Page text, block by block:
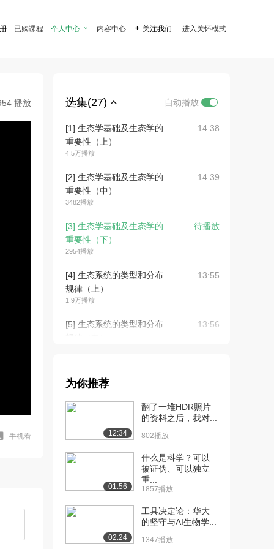
已购课程 个人中心  内容中心  关注我们 进入关怀模式
播放
手机看
选集(27) 自动播放
[1] 生态学基础及生态学的
重要性（上）
4.5万播放
14:38
[2] 生态学基础及生态学的
重要性（中）
3482播放
14:39
[3] 生态学基础及生态学的
重要性（下）
2954播放
待播放
[4] 生态系统的类型和分布
规律（上）
1.9万播放
13:55
[5] 生态系统的类型和分布
13:56
规律（下）
[7] 景观生态、生态系统的
保育和恢复（上...
11:42
[8] 景观生态、生态系统的
保育和恢复（中...
11:43
[9] 景观生态、生态系统的
保育和恢复（下...
1341播放
11:34
为你推荐
12:34
翻了一堆HDR照片
的资料之后，我对...
802播放
01:56
什么是科学？可以
被证伪、可以独立
重...
1857播放
02:24
工具决定论：华大
的坚守与AI生物学...
1347播放